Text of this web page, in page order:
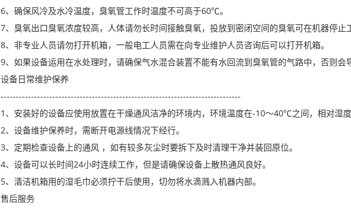
6、确保风冷及水冷温度，臭氧管工作时温度不可高于60℃。
7、臭氧出口臭氧浓度较高，人体请勿长时间接触臭氧，投放到密闭空间的臭氧可在机器停止
8、非专业人员请勿打开机箱，一般电工人员需在向专业维护人员咨询后可以打开机箱。
9、如果设备运用在水处理时，请确保气水混合装置不能有水回流到臭氧管的气路中，否则会
设备日常维护保养
-------------------------------------------------------------------------------
1、安装好的设备应使用放置在干燥通风洁净的环境内，环境温度在-10～40℃之间，相对湿度
2、设备维护保养时，需断开电源线情况下经行。
3、定期检查设备上的通风 ，如有较多灰尘时要拆下及时清理干净并装回原位。
4、设备可以长时间24小时连续工作，但是请确保设备上散热通风良好。
5、清洁机箱用的湿毛巾必须拧干后使用，切勿将水滴溅入机器内部。
售后服务